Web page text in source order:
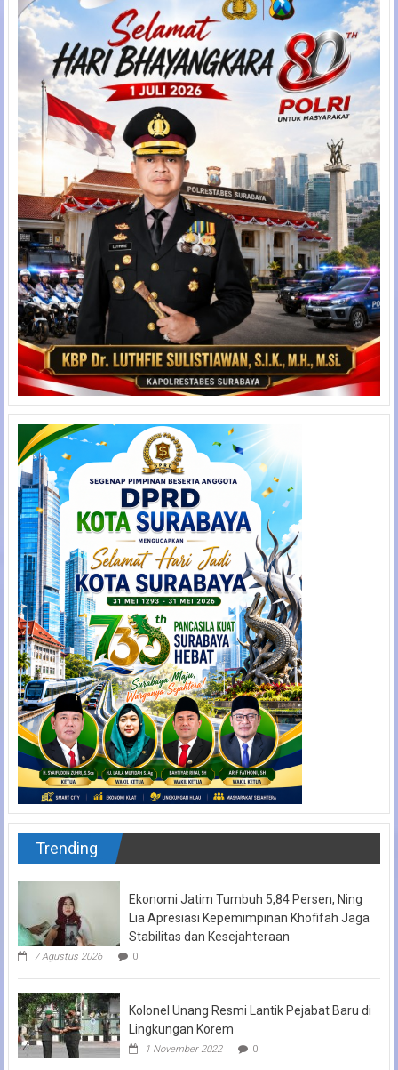
Trending
Ekonomi Jatim Tumbuh 5,84 Persen, Ning
Lia Apresiasi Kepemimpinan Khofifah Jaga
Stabilitas dan Kesejahteraan
7 Agustus 2026 0
Kolonel Unang Resmi Lantik Pejabat Baru di
Lingkungan Korem
1 November 2022 0